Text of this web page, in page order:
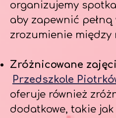
organizujemy
aby zapewnić pełną
zrozumienie między
Zróżnicowane
Przedszkole
oferuje również
dodatkowe, takie